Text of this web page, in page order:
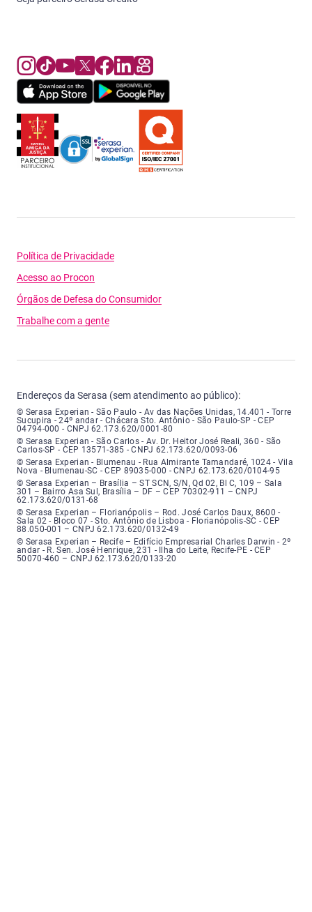
Política de Privacidade
Acesso ao Procon
Órgãos de Defesa do Consumidor
Trabalhe com a gente
Endereços da Serasa (sem atendimento ao público):
Serasa Experian - São Paulo - Endereço: Avenida das Nações Unidas,
© Serasa Experian - São Paulo - Av das Nações Unidas, 14.401 - Torre
Sucupira - 24º andar - Chácara Sto. Antônio - São Paulo-SP - CEP
04794-000 - CNPJ 62.173.620/0001-80
Serasa Experian - São Carlos - Endereço: Avenida Doutor Heitor José
© Serasa Experian - São Carlos - Av. Dr. Heitor José Reali, 360 - São
Carlos-SP - CEP 13571-385 - CNPJ 62.173.620/0093-06
Serasa Experian - Blumenau - Endereço: Rua Almirante Tamandaré,
© Serasa Experian - Blumenau - Rua Almirante Tamandaré, 1024 - Vila
Nova - Blumenau-SC - CEP 89035-000 - CNPJ 62.173.620/0104-95
Serasa Experian - Brasília, Endereço: Setor Comercial Norte, sem
© Serasa Experian – Brasília – ST SCN, S/N, Qd 02, Bl C, 109 – Sala
301 – Bairro Asa Sul, Brasília – DF – CEP 70302-911 – CNPJ
62.173.620/0131-68
Serasa Experian - Florianópolis, Endereço: Rodovia José Carlos, número
© Serasa Experian – Florianópolis – Rod. José Carlos Daux, 8600 -
Sala 02 - Bloco 07 - Sto. Antônio de Lisboa - Florianópolis-SC - CEP
88.050-001 – CNPJ 62.173.620/0132-49
Serasa Experian - Recife, Endereço: Edifício Empresarial Charles Darwin,
© Serasa Experian – Recife – Edifício Empresarial Charles Darwin - 2º
andar - R. Sen. José Henrique, 231 - Ilha do Leite, Recife-PE - CEP
50070-460 – CNPJ 62.173.620/0133-20